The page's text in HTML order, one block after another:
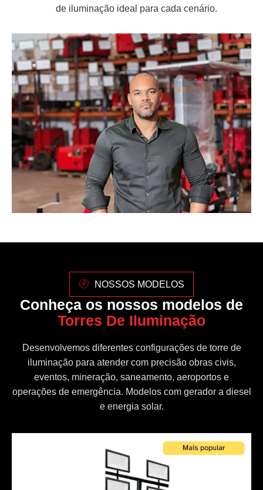
de iluminação ideal para cada cenário.
NOSSOS MODELOS
Conheça os nossos modelos de
Torres De Iluminação
Desenvolvemos diferentes configurações de torre de
iluminação para atender com precisão obras civis,
eventos, mineração, saneamento, aeroportos e
operações de emergência. Modelos com gerador a diesel
e energia solar.